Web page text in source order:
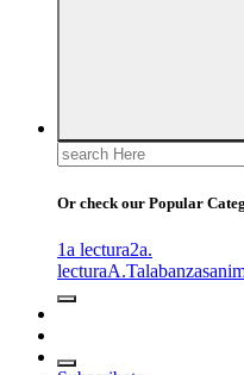
Search
for:
Or check our Popular
1a lectura2a.
lecturaA.Talabanzas